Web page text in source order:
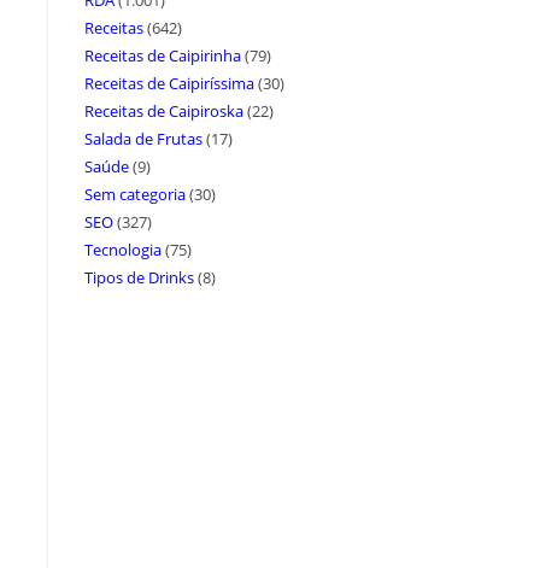
Receitas(642)
Receitas de Caipirinha(79)
Receitas de Caipiríssima(30)
Receitas de Caipiroska(22)
Salada de Frutas(17)
Saúde(9)
Sem categoria(30)
SEO(327)
Tecnologia(75)
Tipos de Drinks(8)